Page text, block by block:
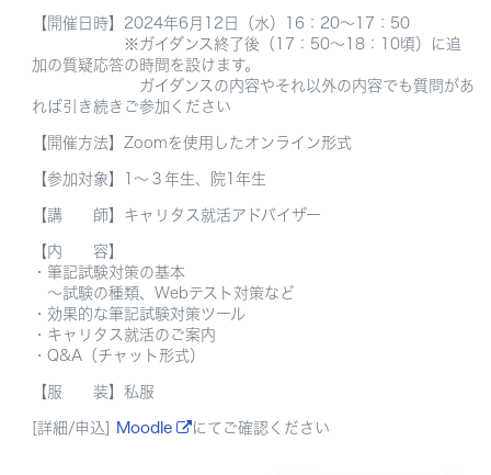
【開催日時】2024年6月12日（水）16：20～17：50
※ガイダンス終了後（17：50～18：10頃）に追
加の質疑応答の時間を設けます。
ガイダンスの内容やそれ以外の内容でも質問があ
れば引き続きご参加ください
【開催方法】Zoomを使用したオンライン形式
【参加対象】1～３年生、院1年生
【講 師】キャリタス就活アドバイザー
【内 容】
・筆記試験対策の基本
～試験の種類、Webテスト対策など
・効果的な筆記試験対策ツール
・キャリタス就活のご案内
・Q&A（チャット形式）
【服 装】私服
[詳細/申込] Moodle にてご確認ください